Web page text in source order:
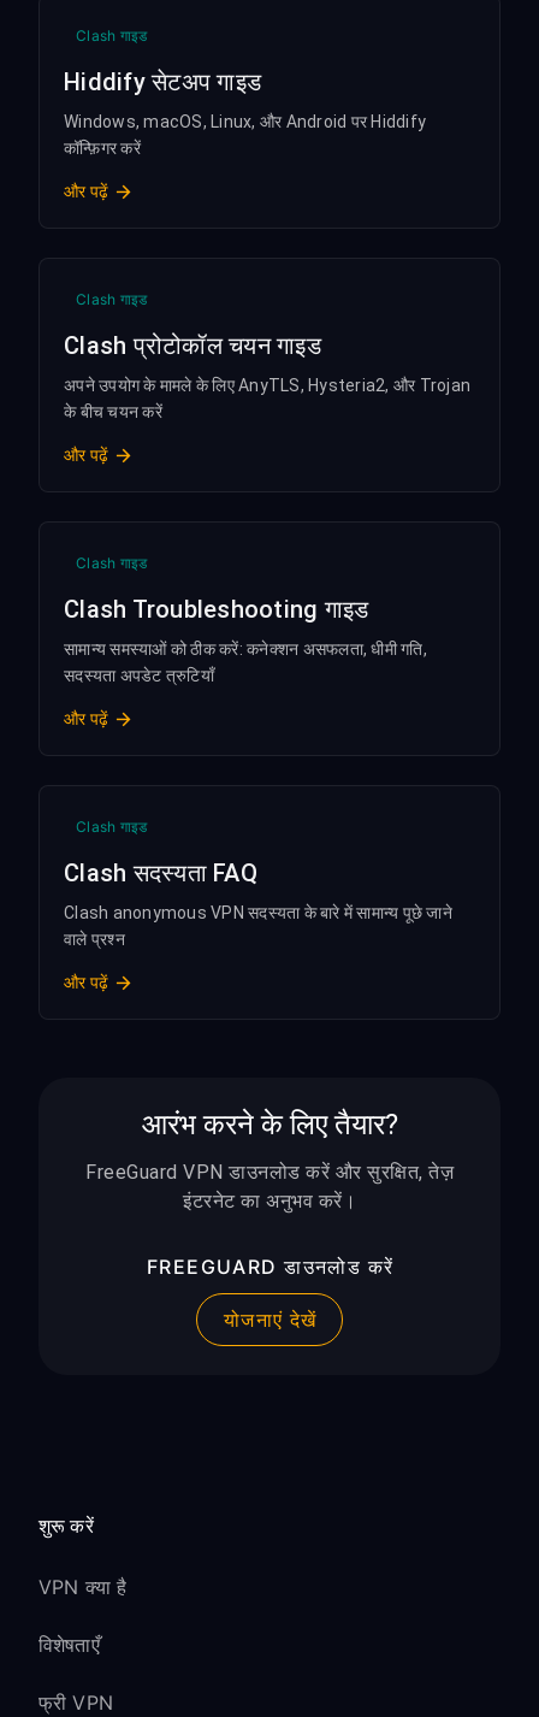
Clash गाइड
Hiddify सेटअप गाइड
Windows, macOS, Linux, और Android पर Hiddify
कॉन्फ़िगर करें
और पढ़ें
Clash गाइड
Clash प्रोटोकॉल चयन गाइड
अपने उपयोग के मामले के लिए AnyTLS, Hysteria2, और Trojan
के बीच चयन करें
और पढ़ें
Clash गाइड
Clash Troubleshooting गाइड
सामान्य समस्याओं को ठीक करें: कनेक्शन असफलता, धीमी गति,
सदस्यता अपडेट त्रुटियाँ
और पढ़ें
Clash गाइड
Clash सदस्यता FAQ
Clash anonymous VPN सदस्यता के बारे में सामान्य पूछे जाने
वाले प्रश्न
और पढ़ें
आरंभ करने के लिए तैयार?
FreeGuard VPN डाउनलोड करें और सुरक्षित, तेज़
इंटरनेट का अनुभव करें।
FREEGUARD डाउनलोड करें
योजनाएं देखें
शुरू करें
VPN क्या है
विशेषताएँ
फ्री VPN